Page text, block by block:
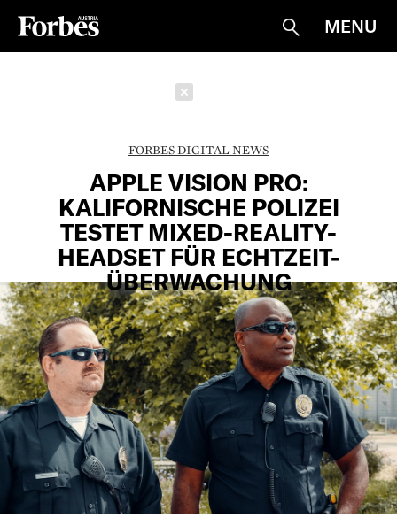
Suche
MENU
FORBES DIGITAL NEWS
APPLE VISION PRO:
KALIFORNISCHE POLIZEI
TESTET MIXED-REALITY-
HEADSET FÜR ECHTZEIT-
ÜBERWACHUNG